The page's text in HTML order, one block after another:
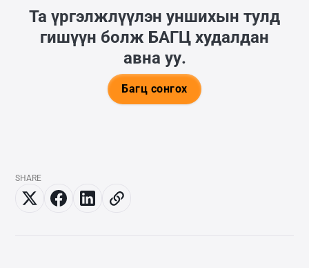
Та үргэлжлүүлэн уншихын тулд
гишүүн болж БАГЦ худалдан
авна уу.
Багц сонгох
SHARE